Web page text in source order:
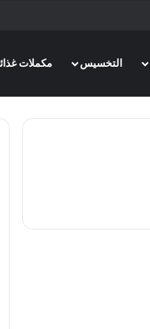
التخسيس مكملات